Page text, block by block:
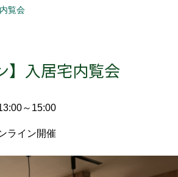
覧会
】入居宅内覧会
～15:00
ライン開催